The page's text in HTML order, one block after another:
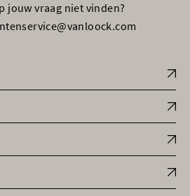
jouw vraag niet vinden?